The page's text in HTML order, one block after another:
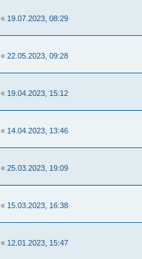
« 19.07.2023, 08:29
« 22.05.2023, 09:28
« 19.04.2023, 15:12
« 14.04.2023, 13:46
« 25.03.2023, 19:09
« 15.03.2023, 16:38
« 12.01.2023, 15:47